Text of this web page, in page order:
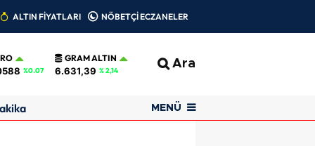
ALTIN FİYATLARI NÖBETÇİ ECZANELER
%0.07
GRAM ALTIN
6.631,39 % 2,14 Ara
MENÜ